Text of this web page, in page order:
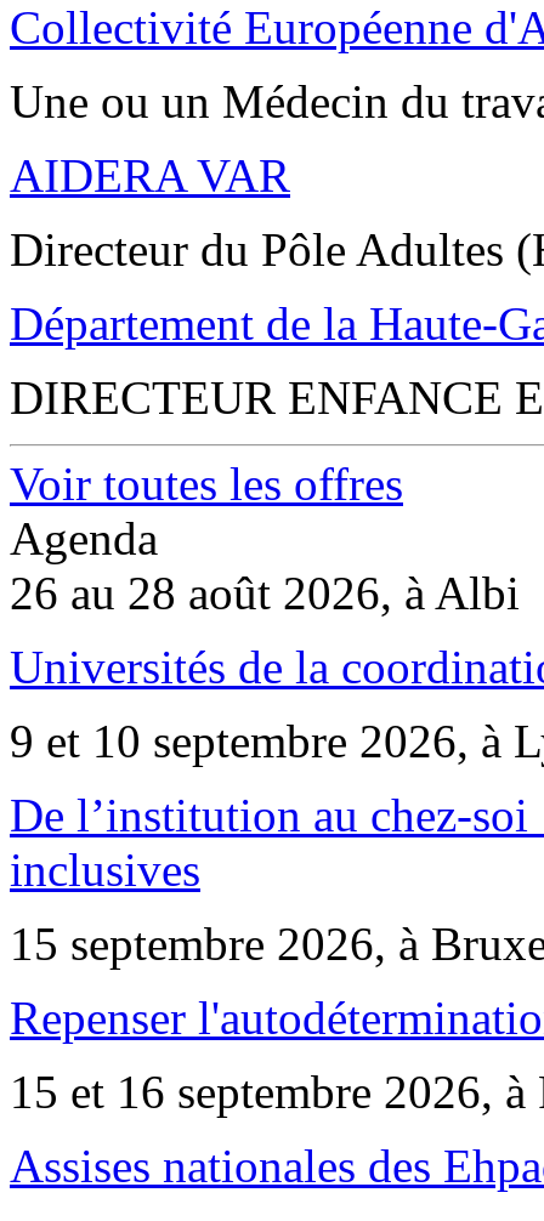
Collectivité Européenne
Une ou un Médecin du
AIDERA VAR
Directeur du Pôle Adultes
Département de la Haute-
DIRECTEUR ENFANCE
Voir toutes les offres
Agenda
26 au 28 août 2026, à Albi
Universités de la
9 et 10 septembre 2026, à
De l’institution au chez-
inclusives
15 septembre 2026, à
Repenser
15 et 16 septembre 2026, à
Assises nationales des